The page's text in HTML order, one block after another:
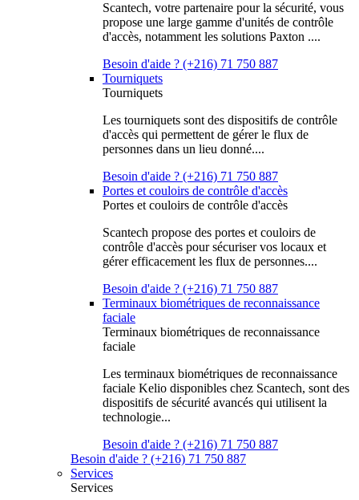
Scantech, votre partenaire pour la sécurité, vous
propose une large gamme d'unités de contrôle
d'accès, notamment les solutions Paxton ....
Besoin d'aide ? (+216) 71 750 887
Tourniquets
Tourniquets
Les tourniquets sont des dispositifs de contrôle
d'accès qui permettent de gérer le flux de
personnes dans un lieu donné....
Besoin d'aide ? (+216) 71 750 887
Portes et couloirs de contrôle d'accès
Portes et couloirs de contrôle d'accès
Scantech propose des portes et couloirs de
contrôle d'accès pour sécuriser vos locaux et
gérer efficacement les flux de personnes....
Besoin d'aide ? (+216) 71 750 887
Terminaux biométriques de reconnaissance
faciale
Terminaux biométriques de reconnaissance
faciale
Les terminaux biométriques de reconnaissance
faciale Kelio disponibles chez Scantech, sont des
dispositifs de sécurité avancés qui utilisent la
technologie...
Besoin d'aide ? (+216) 71 750 887
Besoin d'aide ? (+216) 71 750 887
Services
Services